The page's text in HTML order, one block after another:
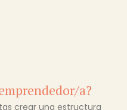
a?
crear una estructura